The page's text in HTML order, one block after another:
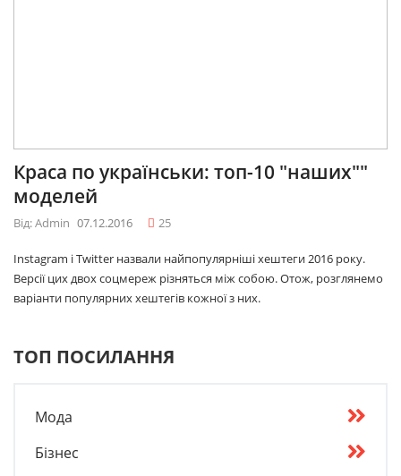
Краса по українськи: топ-10 "наших""
моделей
Від: Admin 07.12.2016 25
Instagram і Twitter назвали найпопулярніші хештеги 2016 року.
Версії цих двох соцмереж різняться між собою. Отож, розглянемо
варіанти популярних хештегів кожної з них.
ТОП ПОСИЛАННЯ
Мода
Бізнес